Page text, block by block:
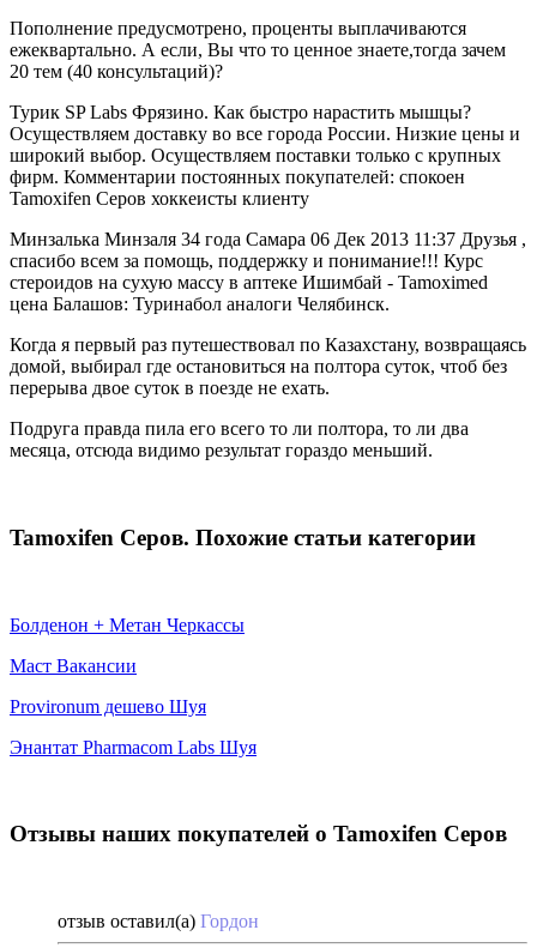
Пополнение предусмотрено, проценты выплачиваются
ежеквартально. А если, Вы что то ценное знаете,тогда зачем
20 тем (40 консультаций)?
Турик SP Labs Фрязино. Как быстро нарастить мышцы?
Осуществляем доставку во все города России. Низкие цены и
широкий выбор. Осуществляем поставки только с крупных
фирм. Комментарии постоянных покупателей: спокоен
Tamoxifen Серов хоккеисты клиенту
Минзалька Минзаля 34 года Самара 06 Дек 2013 11:37 Друзья ,
спасибо всем за помощь, поддержку и понимание!!! Курс
стероидов на сухую массу в аптеке Ишимбай - Tamoximed
цена Балашов: Туринабол аналоги Челябинск.
Когда я первый раз путешествовал по Казахстану, возвращаясь
домой, выбирал где остановиться на полтора суток, чтоб без
перерыва двое суток в поезде не ехать.
Подруга правда пила его всего то ли полтора, то ли два
месяца, отсюда видимо результат гораздо меньший.
Tamoxifen Серов. Похожие статьи категории
Болденон + Метан Черкассы
Маст Вакансии
Provironum дешево Шуя
Энантат Pharmacom Labs Шуя
Отзывы наших покупателей о Tamoxifen Серов
отзыв оставил(а) Гордон